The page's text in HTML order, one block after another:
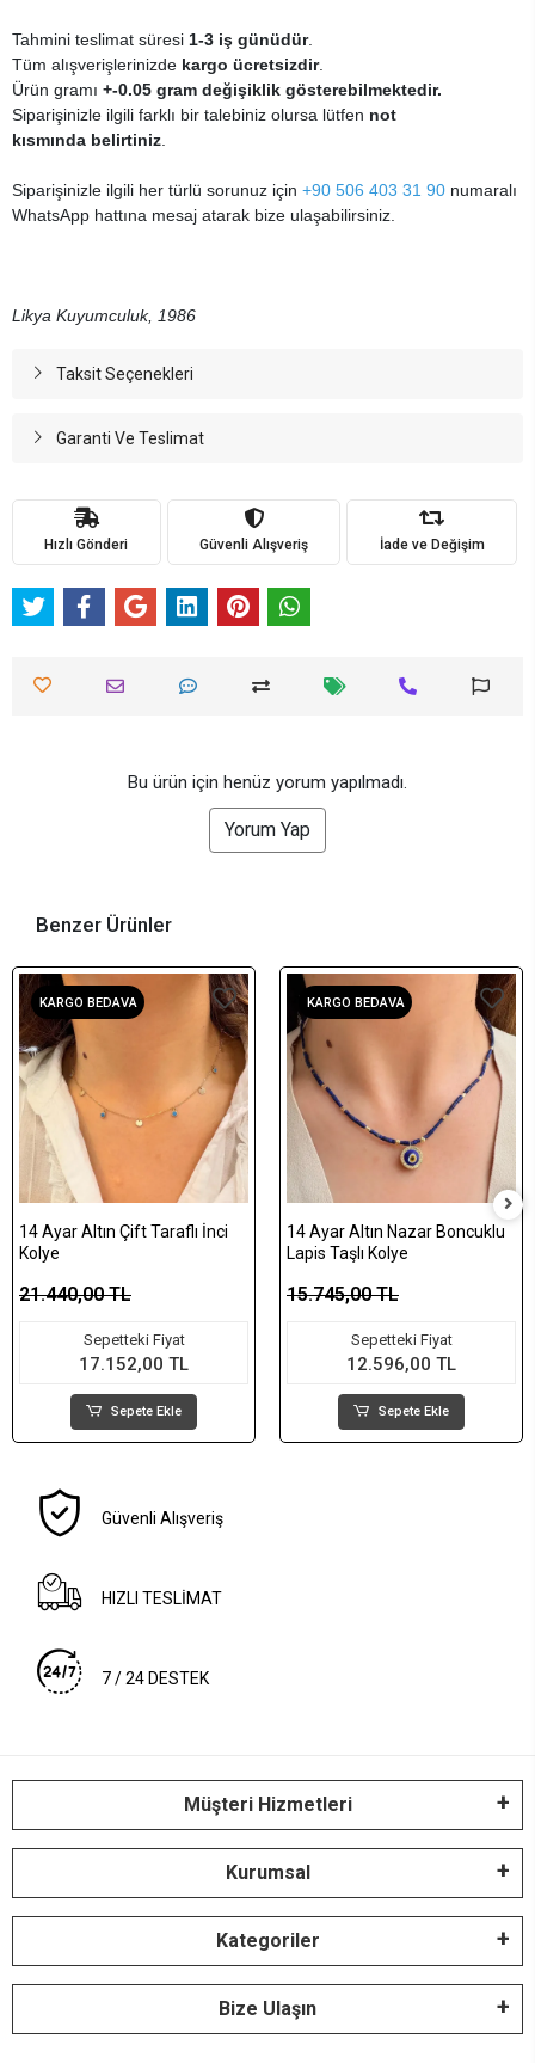
Tahmini teslimat süresi 1-3 iş günüdür.
Tüm alışverişlerinizde kargo ücretsizdir.
Ürün gramı +-0.05 gram değişiklik gösterebilmektedir.
Siparişinizle ilgili farklı bir talebiniz olursa lütfen not
kısmında belirtiniz
Siparişinizle ilgili her türlü sorunuz için +90 506 403 31 90 numaralı
WhatsApp hattına mesaj atarak bize ulaşabilirsiniz.
Likya Kuyumculuk, 1986
Taksit Seçenekleri
Garanti Ve Teslimat
Hızlı Gönderi Güvenli Alışveriş İade ve Değişim
Bu ürün için henüz yorum yapılmadı.
Yorum Yap
Benzer Ürünler
KARGO BEDAVA
14 Ayar Altın Çift Taraflı İnci
Kolye
21.440,00 TL
Sepetteki Fiyat
17.152,00 TL
Sepete Ekle
KARGO BEDAVA
14 Ayar Altın Nazar Boncuklu
Lapis Taşlı Kolye
15.745,00 TL
Sepetteki Fiyat
12.596,00 TL
Sepete Ekle
Güvenli Alışveriş
HIZLI TESLİMAT
7 / 24 DESTEK
Müşteri Hizmetleri
Kurumsal
Kategoriler
Bize Ulaşın